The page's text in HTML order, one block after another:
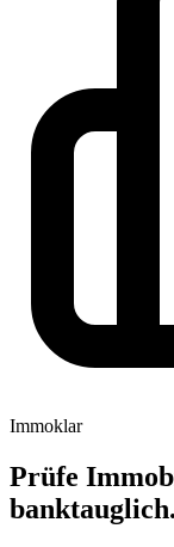
Immoklar
Prüfe
banktauglich.